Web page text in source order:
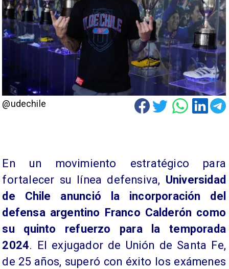
@udechile
​En un movimiento estratégico para
fortalecer su línea defensiva, Universidad
de Chile anunció la incorporación del
defensa argentino Franco Calderón como
su quinto refuerzo para la temporada
2024. El exjugador de Unión de Santa Fe,
de 25 años, superó con éxito los exámenes